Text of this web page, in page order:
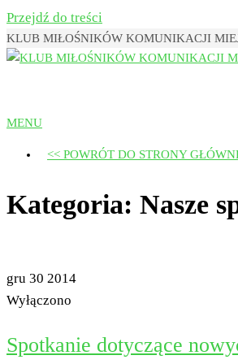
Przejdź do treści
KLUB MIŁOŚNIKÓW KOMUNIKACJI
MENU
<< POWRÓT DO STRONY
Kategoria: Nasze
gru 30 2014
Wyłączono
Spotkanie dotyczące